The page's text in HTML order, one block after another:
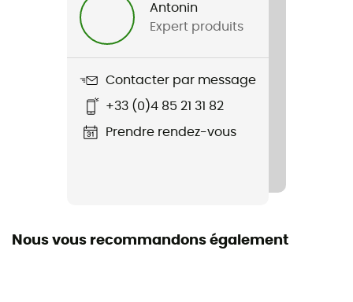
Antonin
Expert produits
Contacter par message
+33 (0)4 85 21 31 82
Prendre rendez-vous
Nous vous recommandons également